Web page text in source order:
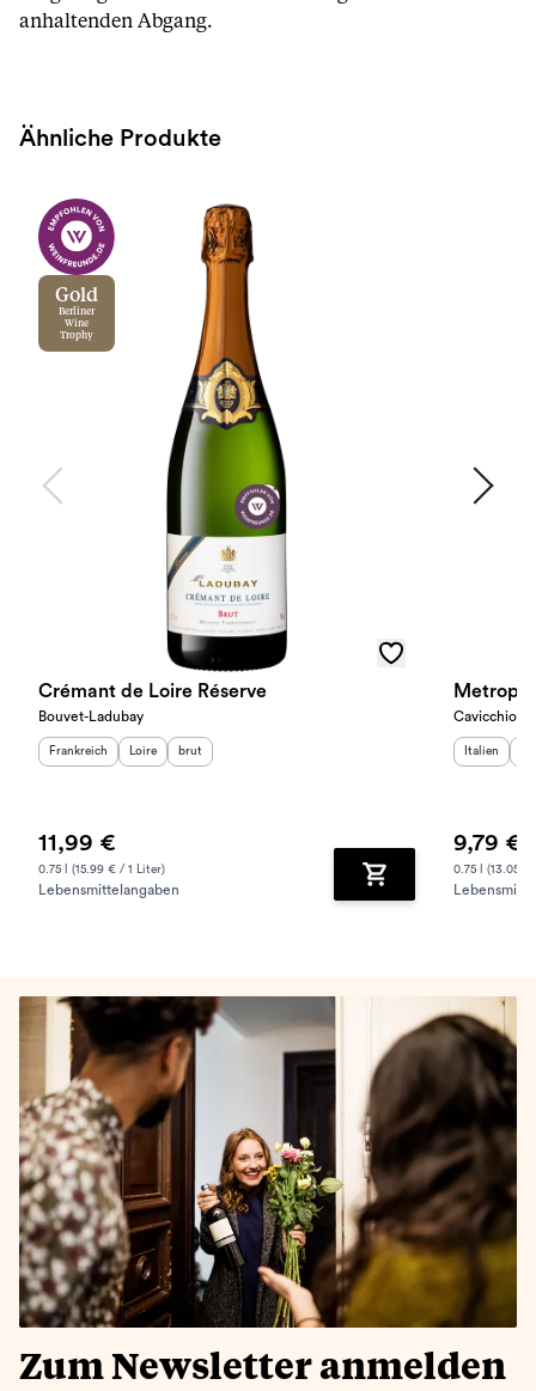
anhaltenden Abgang.
Ähnliche Produkte
Gold
Berliner
Wine
Trophy
Crémant de Loire Réserve
Bouvet-Ladubay
Herkunftsland
Frankreich Herkunftsregion
Loire Geschmack
brut
11,99 €
0.75 l (15.99 € / 1 Liter)
Lebensmittelangaben Zum Warenkorb
Cavicchioli
Italien
9,79 €
0.75 l (13.05 €
Zum Newsletter anmelden